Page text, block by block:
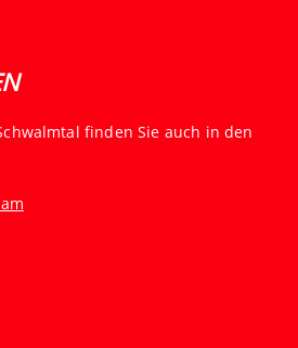
finden Sie auch in den